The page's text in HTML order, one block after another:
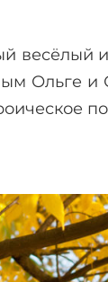
весёлый
Ольге